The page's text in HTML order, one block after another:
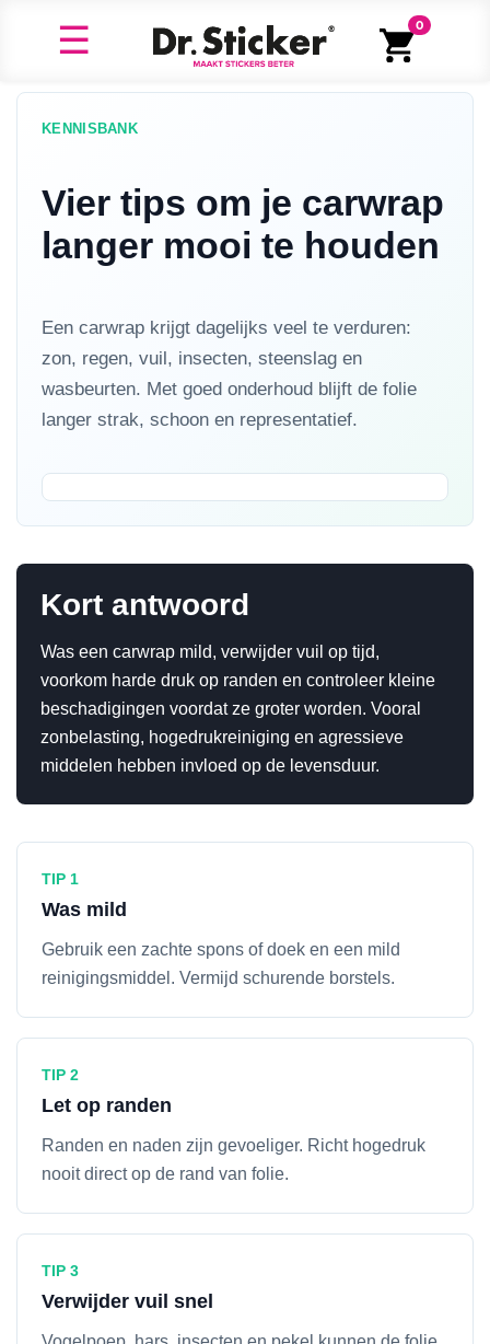
0
KENNISBANK
Vier tips om je carwrap
langer mooi te houden
Een carwrap krijgt dagelijks veel te verduren:
zon, regen, vuil, insecten, steenslag en
wasbeurten. Met goed onderhoud blijft de folie
langer strak, schoon en representatief.
Kort antwoord
Was een carwrap mild, verwijder vuil op tijd,
voorkom harde druk op randen en controleer kleine
beschadigingen voordat ze groter worden. Vooral
zonbelasting, hogedrukreiniging en agressieve
middelen hebben invloed op de levensduur.
TIP 1
Was mild
Gebruik een zachte spons of doek en een mild
reinigingsmiddel. Vermijd schurende borstels.
TIP 2
Let op randen
Randen en naden zijn gevoeliger. Richt hogedruk
nooit direct op de rand van folie.
TIP 3
Verwijder vuil snel